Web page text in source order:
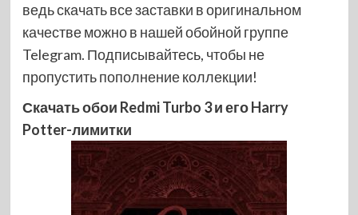
ведь скачать все заставки в оригинальном
качестве можно в нашей обойной группе
Telegram. Подписывайтесь, чтобы не
пропустить пополнение коллекции!
Скачать обои Redmi Turbo 3 и его Harry
Potter-лимитки